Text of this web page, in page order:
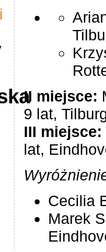
II miej­sce:
9 lat,
III miej­sce:
lat,
Ceci­lia
Marek